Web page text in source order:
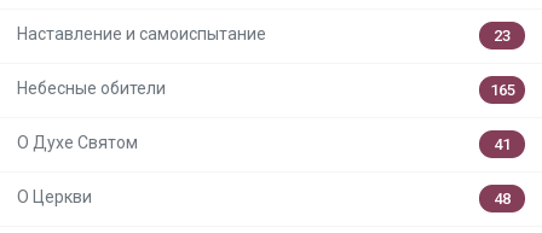
Наставление и самоиспытание 23
Небесные обители 165
О Духе Святом 41
О Церкви 48